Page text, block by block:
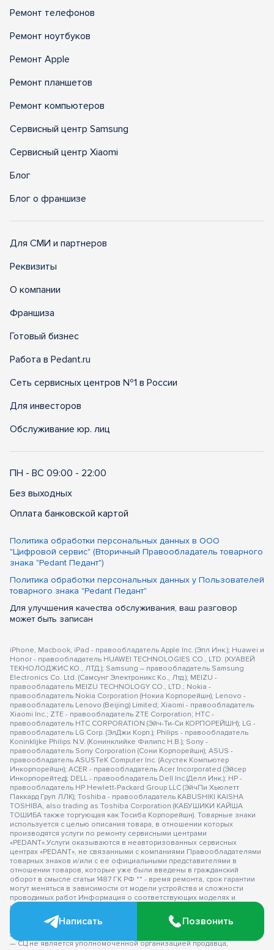
Ремонт телефонов
Ремонт ноутбуков
Ремонт Apple
Ремонт планшетов
Ремонт компьютеров
Сервисный центр Samsung
Сервисный центр Xiaomi
Блог
Блог о франшизе
Для СМИ и партнеров
Реквизиты
О компании
Франшиза
Готовый бизнес
Работа в Pedant.ru
Сеть сервисных центров №1 в России
Для инвесторов
Обслуживание юр. лиц
ПН - ВС 09:00 - 22:00
Без выходных
Оплата банковской картой
Политика обработки персональных данных в ООО
"Цифровой сервис" (Вторичный Правообладатель товарного
знака "Pedant Педант")
Политика обработки персональных данных у Пользователей
товарного знака "Pedant Педант"
Для улучшения качества обслуживания, ваш разговор
может быть записан
iPhone, Macbook, iPad - правообладатель Apple Inc. (Эпл Инк.); Huawei и
Honor - правообладатель HUAWEI TECHNOLOGIES CO., LTD. (ХУАВЕЙ
ТЕКНОЛОДЖИС КО., ЛТД.); Samsung – правообладатель Samsung
Electronics Co. Ltd. (Самсунг Электроникс Ко., Лтд.); MEIZU -
правообладатель MEIZU TECHNOLOGY CO., LTD.; Nokia -
правообладатель Nokia Corporation (Нокиа Корпорейшн); Lenovo -
правообладатель Lenovo (Beijing) Limited; Xiaomi - правообладатель
Xiaomi Inc.; ZTE - правообладатель ZTE Corporation; HTC -
правообладатель HTC CORPORATION (Эйч-Ти-Си КОРПОРЕЙШН); LG -
правообладатель LG Corp. (ЭлДжи Корп.); Philips - правообладатель
Koninklijke Philips N.V. (Конинклийке Филипс Н.В.); Sony -
правообладатель Sony Corporation (Сони Корпорейшн); ASUS -
правообладатель ASUSTeK Computer Inc. (Асустек Компьютер
Инкорпорейшн); ACER - правообладатель Acer Incorporated (Эйсер
Инкорпорейтед); DELL - правообладатель Dell Inc.(Делл Инк.); HP -
правообладатель HP Hewlett-Packard Group LLC (ЭйчПи Хьюлетт
Паккард Груп ЛЛК); Toshiba - правообладатель KABUSHIKI KAISHA
TOSHIBA, also trading as Toshiba Corporation (КАБУШИКИ КАЙША
ТОШИБА также торгующая как Тосиба Корпорейшн). Товарные знаки
используется с целью описания товара, в отношении которых
производятся услуги по ремонту сервисными центрами
«PEDANT».Услуги оказываются в неавторизованных сервисных
центрах «PEDANT», не связанными с компаниями Правообладателями
товарных знаков и/или с ее официальными представителями в
отношении товаров, которые уже были введены в гражданский
оборот в смысле статьи 1487 ГК РФ ** - время ремонта, срок гарантии
могут меняться в зависимости от модели устройства и сложности
проводимых работ Информация о соответствующих моделях и
комплектациях и их наличии, ценах, возможных выгодах и условиях
приобретения доступна в сервисных центрах Pedant.ru. Не является
публичной офертой.Оферта на сервисное обслуживание
Застрахованного имущества
— СЦ не является уполномоченной организацией продавца,
Написать Позвонить